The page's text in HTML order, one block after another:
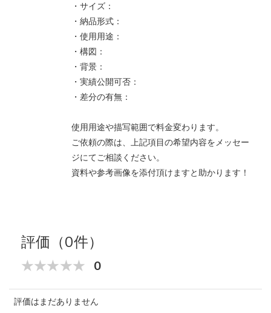
・サイズ：
・納品形式：
・使用用途：
・構図：
・背景：
・実績公開可否：
・差分の有無：
使用用途や描写範囲で料金変わります。
ご依頼の際は、上記項目の希望内容をメッセー
ジにてご相談ください。
資料や参考画像を添付頂けますと助かります！
評価（0件）
0
評価はまだありません